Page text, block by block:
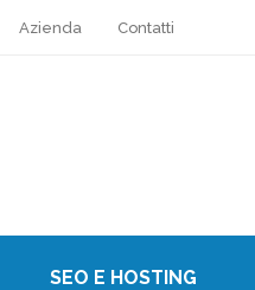
Azienda Contatti
SEO E HOSTING